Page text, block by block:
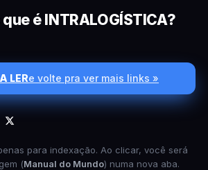
é INTRALOGÍSTICA?
LERe volte pra ver mais links »
para indexação. Ao clicar, você será
(Manual do Mundo) numa nova aba.